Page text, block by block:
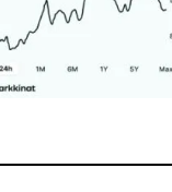
uutiskirje